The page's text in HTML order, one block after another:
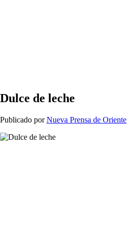
Dulce de leche
Publicado porNueva Prensa de Oriente